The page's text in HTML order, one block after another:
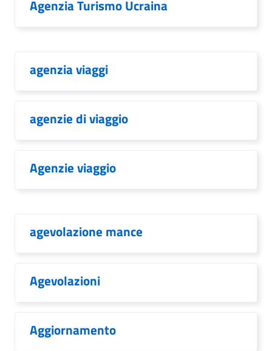
Agenzia Turismo Ucraina
agenzia viaggi
agenzie di viaggio
Agenzie viaggio
agevolazione mance
Agevolazioni
Aggiornamento